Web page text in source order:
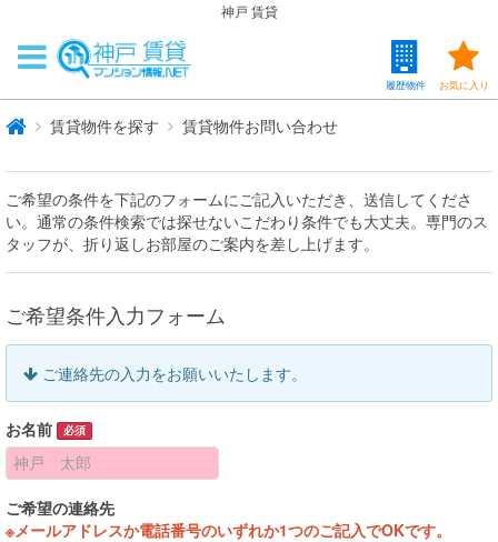
神戸 賃貸
お気に入り
履歴物件
賃貸物件を探す 賃貸物件お問い合わせ
ご希望の条件を下記のフォームにご記入いただき、送信してくださ
い。通常の条件検索では探せないこだわり条件でも大丈夫。専門のス
タッフが、折り返しお部屋のご案内を差し上げます。
ご希望条件入力フォーム
ご連絡先の入力をお願いいたします。
お名前 必須
ご希望の連絡先
※メールアドレスか電話番号のいずれか1つのご記入でOKです。